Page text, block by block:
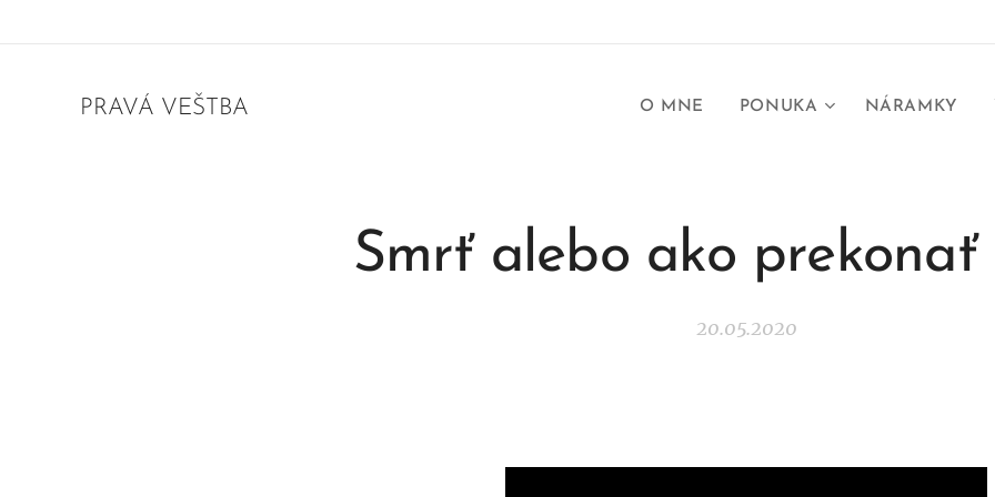
PRAVÁ VEŠTBA O MNE PONUKA NÁRAMKY
Smrť alebo ako prekonať
20.05.2020